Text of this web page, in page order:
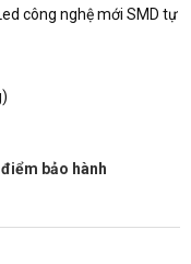
công nghệ mới SMD tự
bảo hành